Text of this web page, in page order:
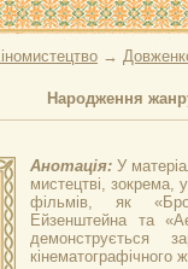
→
Народження
Анотація: У
мистецтві, зокрема,
фільмів, як
Ейзенштейна та
демонструється
кінематографічного